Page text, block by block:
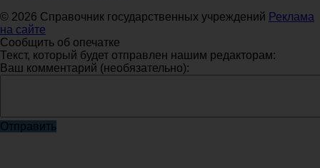
© 2026 Справочник государственных учреждений Реклама
на сайте
Сообщить об опечатке
Текст, который будет отправлен нашим редакторам:
Ваш комментарий (необязательно):
Отправить